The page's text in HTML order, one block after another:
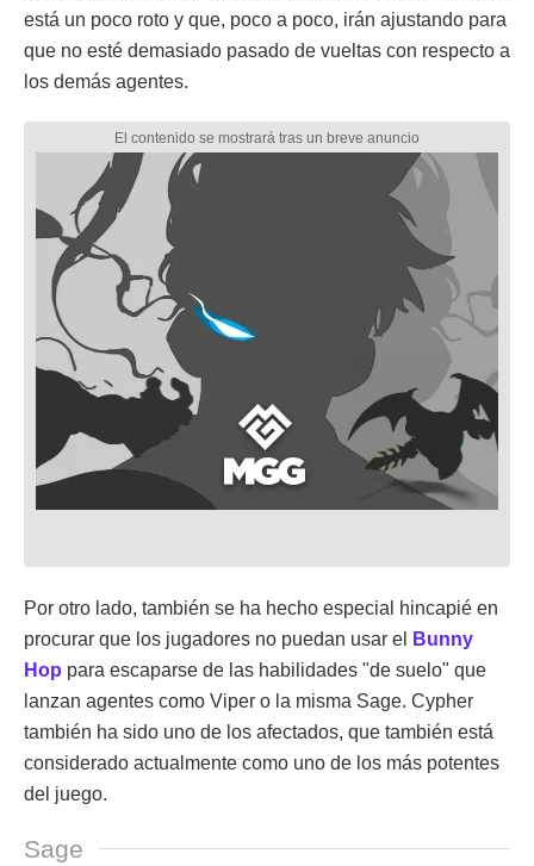
está un poco roto y que, poco a poco, irán ajustando para
que no esté demasiado pasado de vueltas con respecto a
los demás agentes.
Por otro lado, también se ha hecho especial hincapié en
procurar que los jugadores no puedan usar el
Bunny
Hop para escaparse de las habilidades "de suelo" que
lanzan agentes como Viper o la misma Sage. Cypher
también ha sido uno de los afectados, que también está
considerado actualmente como uno de los más potentes
del juego.
Sage